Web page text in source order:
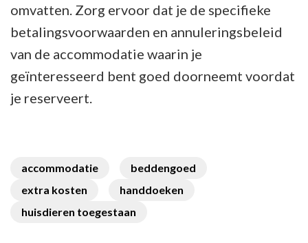
omvatten. Zorg ervoor dat je de specifieke
betalingsvoorwaarden en annuleringsbeleid
van de accommodatie waarin je
geïnteresseerd bent goed doorneemt voordat
je reserveert.
accommodatie
beddengoed
extra kosten
handdoeken
huisdieren toegestaan